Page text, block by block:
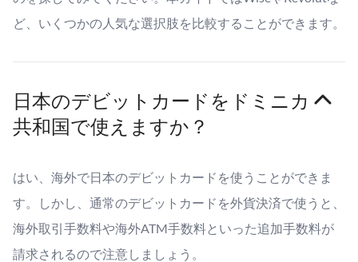
ど、いくつかの人気な選択肢を比較することができます。
日本のデビットカードをドミニカ
共和国で使えますか？
はい、海外で日本のデビットカードを使うことができま
す。しかし、通常のデビットカードを外貨決済で使うと、
海外取引手数料や海外ATM手数料といった追加手数料が
請求されるので注意しましょう。